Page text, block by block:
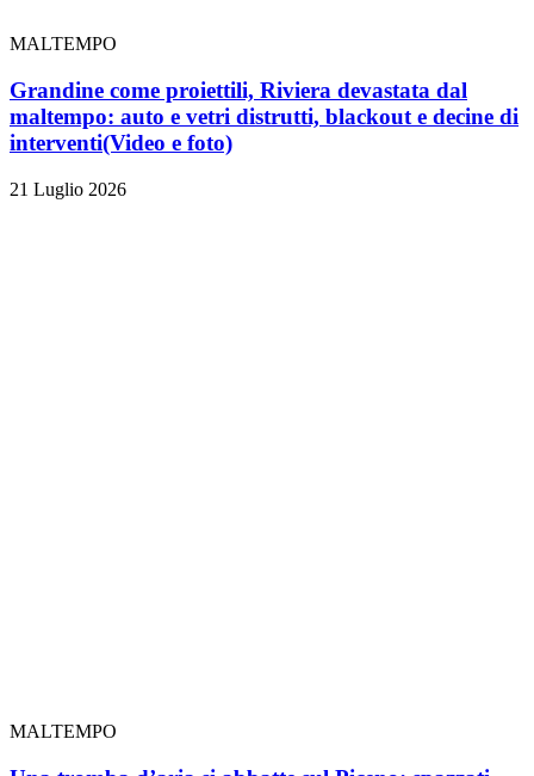
MALTEMPO
Grandine come proiettili, Riviera devastata dal
maltempo: auto e vetri distrutti, blackout e decine di
interventi(Video e foto)
21 Luglio 2026
MALTEMPO